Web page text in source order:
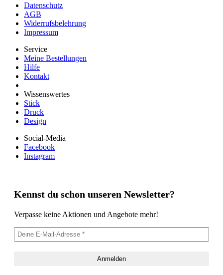
Datenschutz
AGB
Widerrufsbelehrung
Impressum
Service
Meine Bestellungen
Hilfe
Kontakt
Wissenswertes
Stick
Druck
Design
Social-Media
Facebook
Instagram
Kennst du schon unseren Newsletter?
Verpasse keine Aktionen und Angebote mehr!